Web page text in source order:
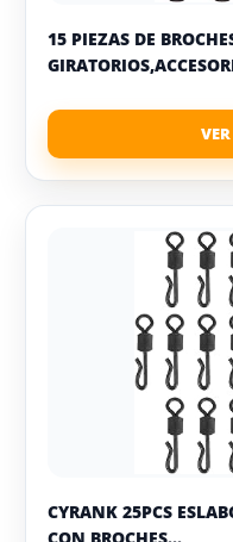
15 PIEZAS DE
CYRANK 25PCS